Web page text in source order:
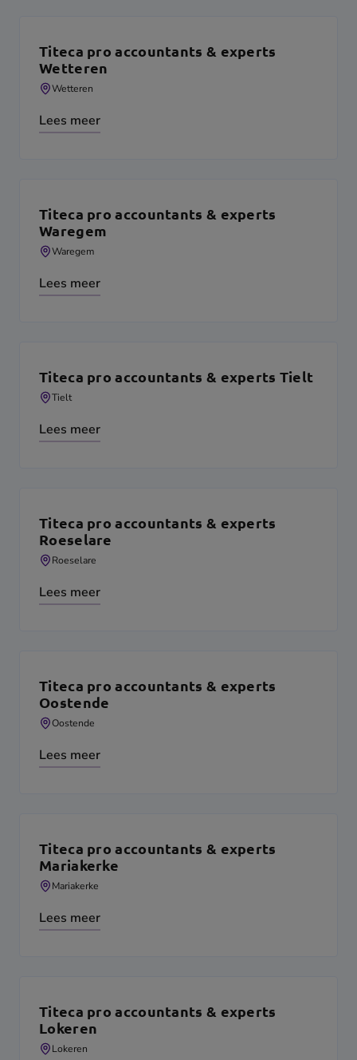
Titeca pro accountants & experts
Wetteren
Wetteren
Lees meer
Titeca pro accountants & experts
Waregem
Waregem
Lees meer
Titeca pro accountants & experts Tielt
Tielt
Lees meer
Titeca pro accountants & experts
Roeselare
Roeselare
Lees meer
Titeca pro accountants & experts
Oostende
Oostende
Lees meer
Titeca pro accountants & experts
Mariakerke
Mariakerke
Lees meer
Titeca pro accountants & experts
Lokeren
Lokeren